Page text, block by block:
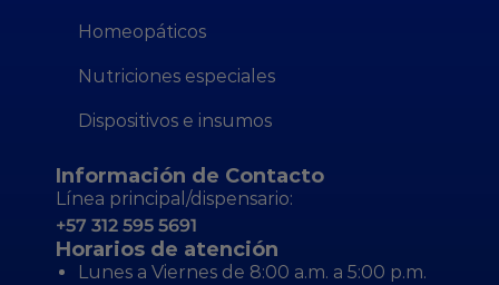
Homeopáticos
Nutriciones especiales
Dispositivos e insumos
Información de Contacto
Línea principal/dispensario:
+57 312 595 5691
Horarios de atención
Lunes a Viernes de 8:00 a.m. a 5:00 p.m.